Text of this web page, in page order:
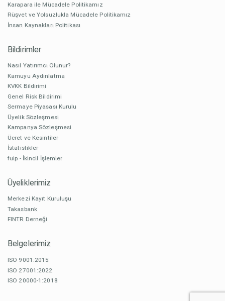
Karapara ile Mücadele Politikamız
Rüşvet ve Yolsuzlukla Mücadele Politikamız
İnsan Kaynakları Politikası
Bildirimler
Nasıl Yatırımcı Olunur?
Kamuyu Aydınlatma
KVKK Bildirimi
Genel Risk Bildirimi
Sermaye Piyasası Kurulu
Üyelik Sözleşmesi
Kampanya Sözleşmesi
Ücret ve Kesintiler
İstatistikler
fuip - İkincil İşlemler
Üyeliklerimiz
Merkezi Kayıt Kuruluşu
Takasbank
FINTR Derneği
Belgelerimiz
ISO 9001:2015
ISO 27001:2022
ISO 20000-1:2018